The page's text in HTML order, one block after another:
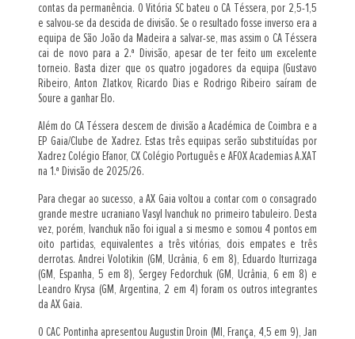
contas da permanência. O Vitória SC bateu o CA Téssera, por 2,5-1,5
e salvou-se da descida de divisão. Se o resultado fosse inverso era a
equipa de São João da Madeira a salvar-se, mas assim o CA Téssera
cai de novo para a 2.ª Divisão, apesar de ter feito um excelente
torneio. Basta dizer que os quatro jogadores da equipa (Gustavo
Ribeiro, Anton Zlatkov, Ricardo Dias e Rodrigo Ribeiro saíram de
Soure a ganhar Elo.
Além do CA Téssera descem de divisão a Académica de Coimbra e a
EP Gaia/Clube de Xadrez. Estas três equipas serão substituídas por
Xadrez Colégio Efanor, CX Colégio Português e AFOX Academias A.XAT
na 1.ª Divisão de 2025/26.
Para chegar ao sucesso, a AX Gaia voltou a contar com o consagrado
grande mestre ucraniano Vasyl Ivanchuk no primeiro tabuleiro. Desta
vez, porém, Ivanchuk não foi igual a si mesmo e somou 4 pontos em
oito partidas, equivalentes a três vitórias, dois empates e três
derrotas. Andrei Volotikin (GM, Ucrânia, 6 em 8), Eduardo Iturrizaga
(GM, Espanha, 5 em 8), Sergey Fedorchuk (GM, Ucrânia, 6 em 8) e
Leandro Krysa (GM, Argentina, 2 em 4) foram os outros integrantes
da AX Gaia.
O CAC Pontinha apresentou Augustin Droin (MI, França, 4,5 em 9), Jan